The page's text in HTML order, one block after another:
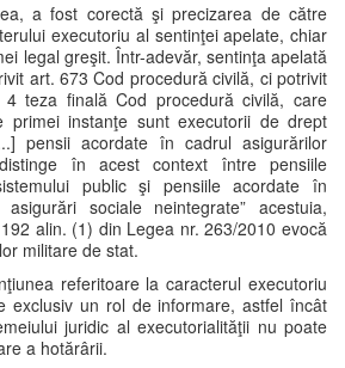
a fost corectă şi precizarea de către
executoriu al sentinţei apelate, chiar
legal greşit. Într-adevăr, sentinţa apelată
art. 673 Cod procedură civilă, ci potrivit
teza finală Cod procedură civilă, care
primei instanţe sunt executorii de drept
pensii acordate în cadrul asigurărilor
în acest context între pensiile
public şi pensiile acordate în
sociale neintegrate” acestuia,
alin. (1) din Legea nr. 263/2010 evocă
militare de stat.
referitoare la caracterul executoriu
exclusiv un rol de informare, astfel încât
juridic al executorialităţii nu poate
a hotărârii.